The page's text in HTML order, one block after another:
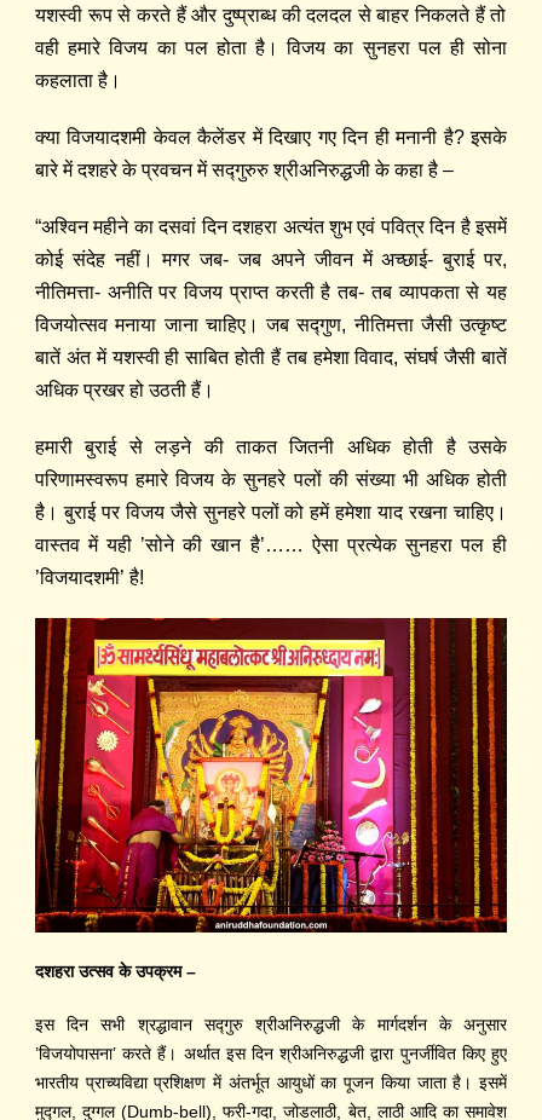
यशस्वी रूप सेकरतेहैं और दुष्प्राब्ध की दलदल सेबाहरनिकलते हैं तो
वही हमारे विजय का पल होता है। विजयका सुनहरापल ही सोना
कहलाताहै।
क्या विजयादशमी केवल कैलेंडर में दिखाए गए दिन ही मनानी है? इसके
बारे में दशहरे के प्रवचन में सद्‍गुरुरु श्रीअनिरुद्धजी के कहा है –
“अश्विन महीने का दसवां दिन दशहरा अत्यंत शुभ एवं पवित्र दिन है इसमें
कोई संदेह नहीं। मगर जब- जब अपने जीवन में अच्छाई- बुराई पर,
नीतिमत्ता- अनीति पर विजय प्राप्त करती है तब- तब व्यापकता से यह
विजयोत्सव मनाया जाना चाहिए। जब सद्‍गुण, नीतिमत्ता जैसी उत्कृष्ट
बातें अंत में यशस्वी ही साबित होती हैं तब हमेशा विवाद, संघर्ष जैसी बातें
अधिक प्रखर हो उठती हैं।
हमारी बुराई से लड़ने की ताकत जितनी अधिक होती है उसके
परिणामस्वरूप हमारे विजय के सुनहरे पलों की संख्या भी अधिक होती
है। बुराई पर विजय जैसे सुनहरे पलों को हमें हमेशा याद रखना चाहिए।
वास्तव में यही ’सोने की खान है’…… ऐसा प्रत्येक सुनहरा पल ही
’विजयादशमी’ है!
दशहरा उत्सव के उपक्रम –
इस दिन सभी श्रद्धावान सद्‍गुरु श्रीअनिरुद्धजी के मार्गदर्शन केअनुसार
’विजयोपासना’ करते हैं। अर्थात इस दिन श्रीअनिरुद्धजी द्वारा पुनर्जीवित किए हुए
भारतीय प्राच्यविद्या प्रशिक्षण में अंतर्भूत आयुधों का पूजन किया जाता है। इसमें
मुद्गल, दुग्गल (Dumb-bell), फरी-गदा, जोडलाठी, बेत, लाठी आदि का समावेश